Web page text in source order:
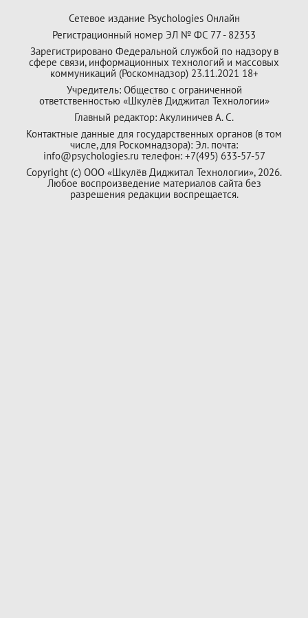
Сетевое издание Psychologies Онлайн
Регистрационный номер ЭЛ № ФС 77 - 82353
Зарегистрировано Федеральной службой по надзору в
сфере связи, информационных технологий и массовых
коммуникаций (Роскомнадзор) 23.11.2021 18+
Учредитель: Общество с ограниченной
ответственностью «Шкулёв Диджитал Технологии»
Главный редактор: Акулиничев А. С.
Контактные данные для государственных органов (в том
числе, для Роскомнадзора): Эл. почта:
info@psychologies.ru телефон: +7(495) 633-57-57
Copyright (с) ООО «Шкулёв Диджитал Технологии», 2026.
Любое воспроизведение материалов сайта без
разрешения редакции воспрещается.